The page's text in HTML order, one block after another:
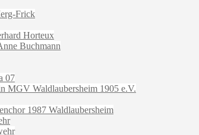
Frick
Horteux
Buchmann
07
MGV Waldlaubersheim 1905 e.V.
1987 Waldlaubersheim